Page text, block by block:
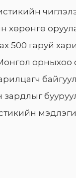
хөрөнгө
500 гаруй
орныхоо